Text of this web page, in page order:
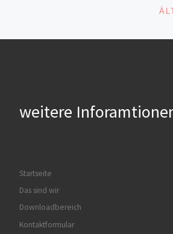
weitere
Startseite
Das sind wir
Downloadbereich
Kontaktformular